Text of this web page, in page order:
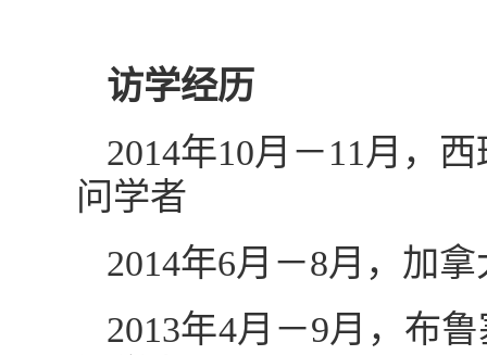
访学经历
2014年10月－11月，
问学者
2014年6月－8月，加
2013年4月－9月，布